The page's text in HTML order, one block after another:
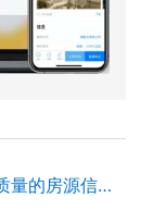
哪个房产软件可以收集高质量的房源信息？